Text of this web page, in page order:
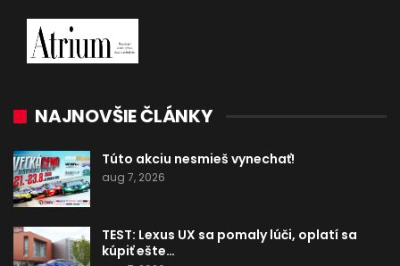
NAJNOVŠIE ČLÁNKY
Túto akciu nesmieš vynechať!
aug 7, 2026
TEST: Lexus UX sa pomaly lúči, oplatí sa
kúpiť ešte…